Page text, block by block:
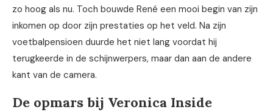
zo hoog als nu. Toch bouwde René een mooi begin van zijn
inkomen op door zijn prestaties op het veld. Na zijn
voetbalpensioen duurde het niet lang voordat hij
terugkeerde in de schijnwerpers, maar dan aan de andere
kant van de camera.
De opmars bij Veronica Inside